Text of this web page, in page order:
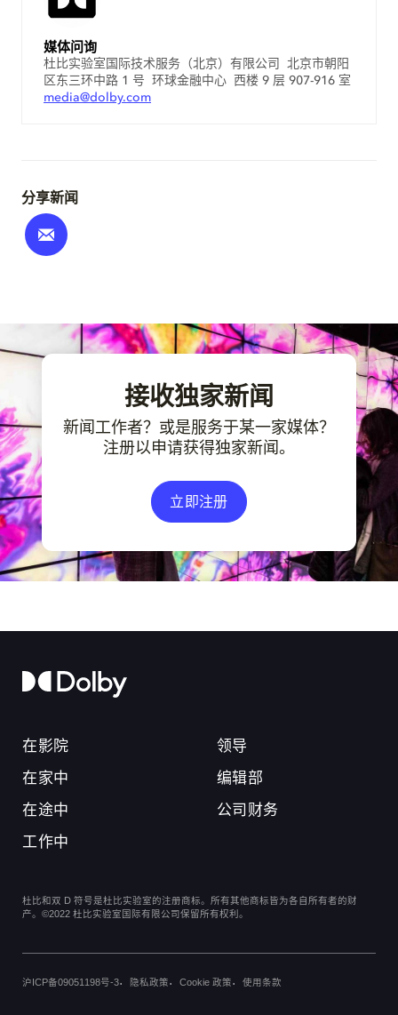
媒体问询
杜比实验室国际技术服务（北京）有限公司 北京市朝阳
区东三环中路 1 号 环球金融中心 西楼 9 层 907-916 室
media@dolby.com
分享新闻
接收独家新闻
新闻工作者？或是服务于某一家媒体？
注册以申请获得独家新闻。
立即注册
在影院
在家中
在途中
工作中
领导
编辑部
公司财务
杜比和双 D 符号是杜比实验室的注册商标。所有其他商标皆为各自所有者的财
产。©2022 杜比实验室国际有限公司保留所有权利。
沪ICP备09051198号-3 隐私政策 Cookie 政策 使用条款